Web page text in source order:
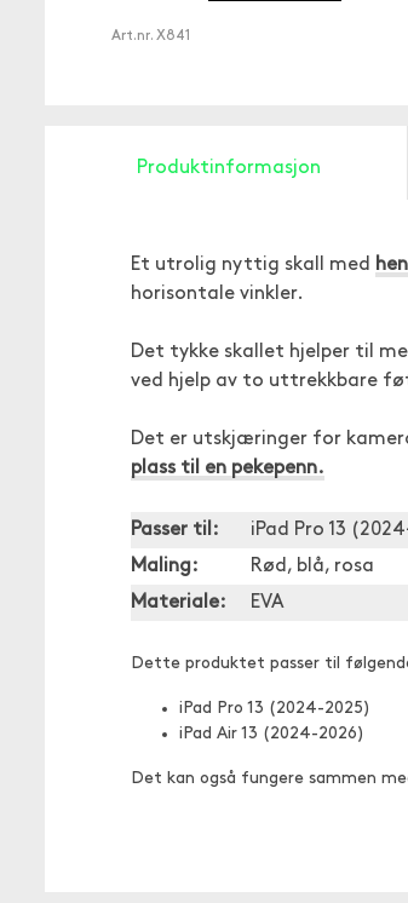
Art.nr. X841
Produktinformasjon
Et utrolig nyttig skall med
horisontale vinkler.
Det tykke skallet hjelper til
ved hjelp av to uttrekkbare
Det er utskjæringer for
plass til en pekepenn.
Passer til:
iPad Pro 13
Maling:
Rød, blå, rosa
Materiale:
EVA
Dette produktet passer til
iPad Pro 13 (2024-2025)
iPad Air 13 (2024-2026)
Det kan også fungere sammen